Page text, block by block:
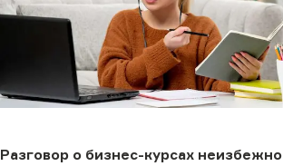
Разговор о бизнес-курсах неизбежно